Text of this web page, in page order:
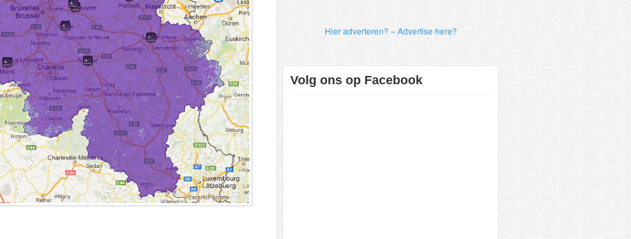
Hier adverteren? – Advertise here?
Volg ons op Facebook